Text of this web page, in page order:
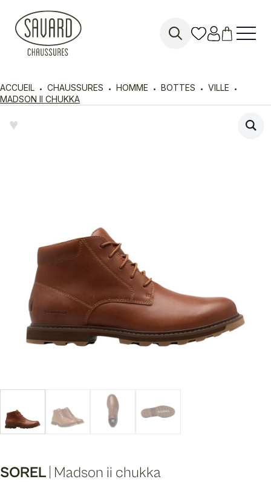
ACCUEIL CHAUSSURES HOMME BOTTES
VILLE
MADSON II CHUKKA
♥︎
SOREL Madson ii chukka